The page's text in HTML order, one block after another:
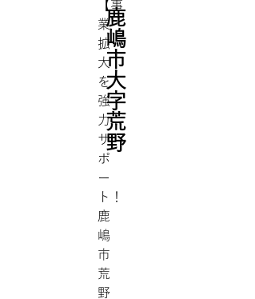
鹿
嶋
市
大
字
荒
野
【事
業
拡
大
を
強
力
サ
ポ
ー
ト！
鹿
嶋
市
荒
野